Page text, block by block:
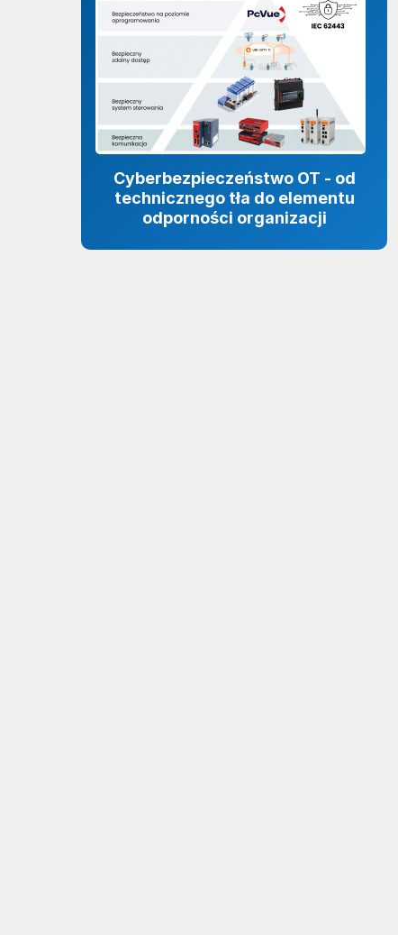
Cyberbezpieczeństwo OT - od
technicznego tła do elementu
odporności organizacji